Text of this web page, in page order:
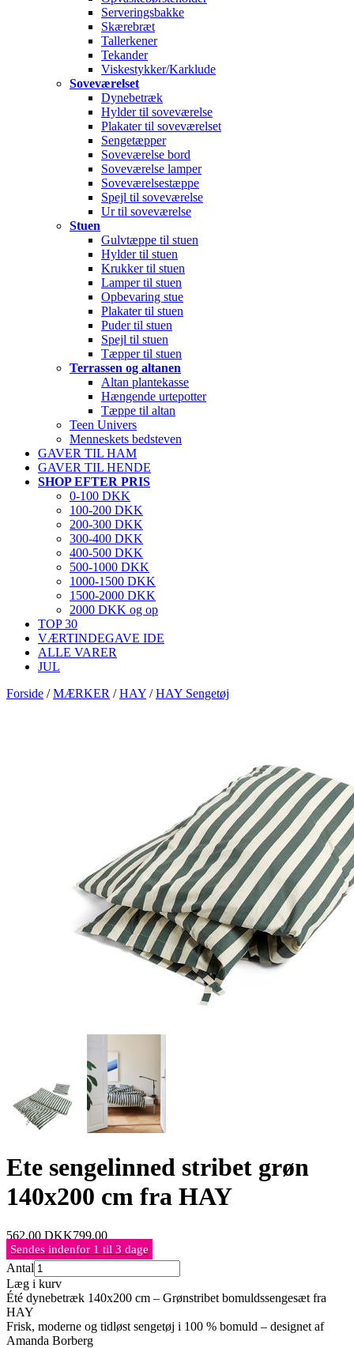
Serveringsbakke
Skærebræt
Tallerkener
Tekander
Viskestykker/Karklude
Soveværelset
Dynebetræk
Hylder til soveværelse
Plakater til soveværelset
Sengetæpper
Soveværelse bord
Soveværelse lamper
Soveværelsestæppe
Spejl til soveværelse
Ur til soveværelse
Stuen
Gulvtæppe til stuen
Hylder til stuen
Krukker til stuen
Lamper til stuen
Opbevaring stue
Plakater til stuen
Puder til stuen
Spejl til stuen
Tæpper til stuen
Terrassen og altanen
Altan plantekasse
Hængende urtepotter
Tæppe til altan
Teen Univers
Menneskets bedsteven
GAVER TIL HAM
GAVER TIL HENDE
SHOP EFTER PRIS
0-100 DKK
100-200 DKK
200-300 DKK
300-400 DKK
400-500 DKK
500-1000 DKK
1000-1500 DKK
1500-2000 DKK
2000 DKK og op
TOP 30
VÆRTINDEGAVE IDE
ALLE VARER
JUL
Forside /MÆRKER /HAY /HAY Sengetøj
Ete sengelinned stribet grøn
140x200 cm fra HAY
562,00 DKK799,00
Sendes indenfor 1 til 3 dage
Antal
Læg i kurv
Été dynebetræk 140x200 cm – Grønstribet bomuldssengesæt fra
HAY
Frisk, moderne og tidløst sengetøj i 100 % bomuld – designet af
Amanda Borberg